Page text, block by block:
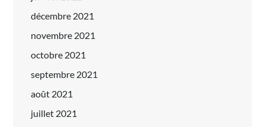
décembre 2021
novembre 2021
octobre 2021
septembre 2021
août 2021
juillet 2021